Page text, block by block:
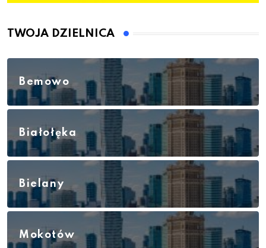
TWOJA DZIELNICA
Bemowo
Białołęka
Bielany
Mokotów